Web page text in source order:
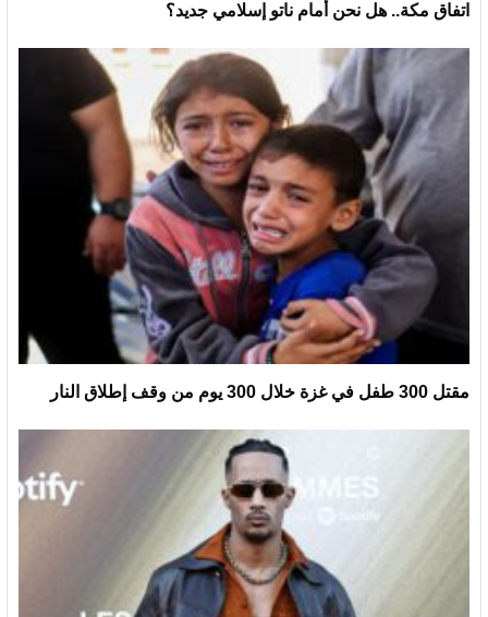
اتفاق مكة.. هل نحن أمام ناتو إسلامي جديد؟
مقتل 300 طفل في غزة خلال 300 يوم من وقف إطلاق النار